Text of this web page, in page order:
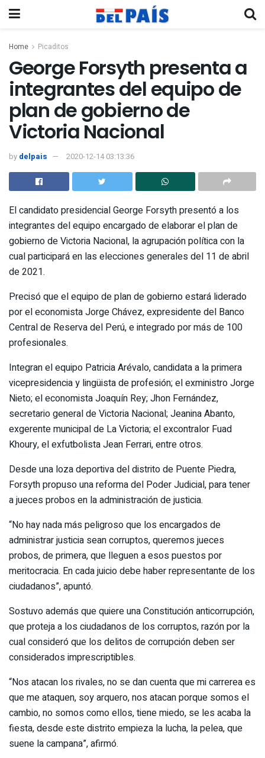
Home Picaditos
George Forsyth presenta a
integrantes del equipo de
plan de gobierno de
Victoria Nacional
by delpais 2020-12-14 03:13:36
El candidato presidencial George Forsyth presentó a los
integrantes del equipo encargado de elaborar el plan de
gobierno de Victoria Nacional, la agrupación política con la
cual participará en las elecciones generales del 11 de abril
de 2021.
Precisó que el equipo de plan de gobierno estará liderado
por el economista Jorge Chávez, expresidente del Banco
Central de Reserva del Perú, e integrado por más de 100
profesionales.
Integran el equipo Patricia Arévalo, candidata a la primera
vicepresidencia y lingüista de profesión; el exministro Jorge
Nieto; el economista Joaquín Rey; Jhon Fernández,
secretario general de Victoria Nacional; Jeanina Abanto,
exgerente municipal de La Victoria; el excontralor Fuad
Khoury, el exfutbolista Jean Ferrari, entre otros.
Desde una loza deportiva del distrito de Puente Piedra,
Forsyth propuso una reforma del Poder Judicial, para tener
a jueces probos en la administración de justicia.
“No hay nada más peligroso que los encargados de
administrar justicia sean corruptos, queremos jueces
probos, de primera, que lleguen a esos puestos por
meritocracia. En cada juicio debe haber representante de los
ciudadanos”, apuntó.
Sostuvo además que quiere una Constitución anticorrupción,
que proteja a los ciudadanos de los corruptos, razón por la
cual consideró que los delitos de corrupción deben ser
considerados imprescriptibles.
“Nos atacan los rivales, no se dan cuenta que mi carrerea es
que me ataquen, soy arquero, nos atacan porque somos el
cambio, no somos como ellos, tiene miedo, se les acaba la
fiesta, desde este distrito empieza la lucha, la pelea, que
suene la campana”, afirmó.